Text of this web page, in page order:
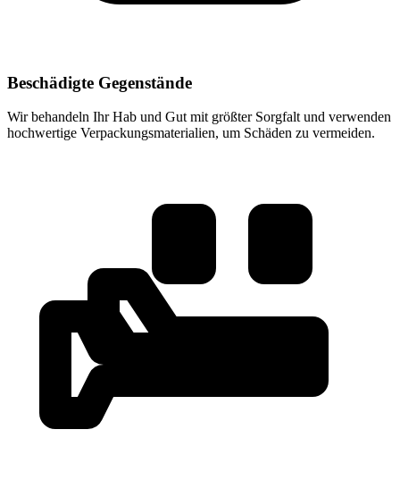
Beschädigte Gegenstände
Wir behandeln Ihr Hab und Gut mit größter Sorgfalt und verwenden
hochwertige Verpackungsmaterialien, um Schäden zu vermeiden.